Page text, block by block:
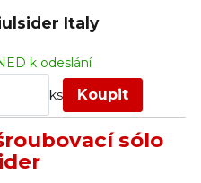
Italy
k odeslání
ks Koupit
sólo